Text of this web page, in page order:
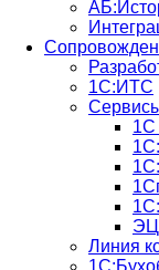
1С:ИТС
1С
Линия